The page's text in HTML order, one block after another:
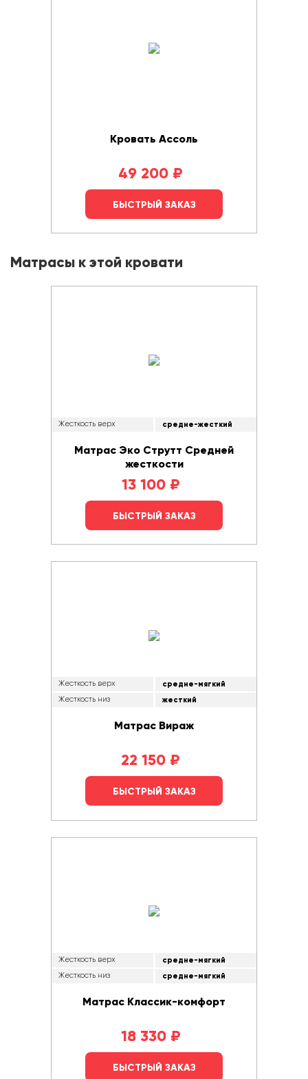
Кровать Ассоль
49 200 ₽
БЫСТРЫЙ ЗАКАЗ
Матрасы к этой кровати
Жесткость верх средне-жесткий
Матрас Эко Струтт Средней
жесткости
13 100 ₽
БЫСТРЫЙ ЗАКАЗ
Жесткость верх средне-мягкий
Жесткость низ жесткий
Матрас Вираж
22 150 ₽
БЫСТРЫЙ ЗАКАЗ
Жесткость верх средне-мягкий
Жесткость низ средне-мягкий
Матрас Классик-комфорт
18 330 ₽
БЫСТРЫЙ ЗАКАЗ